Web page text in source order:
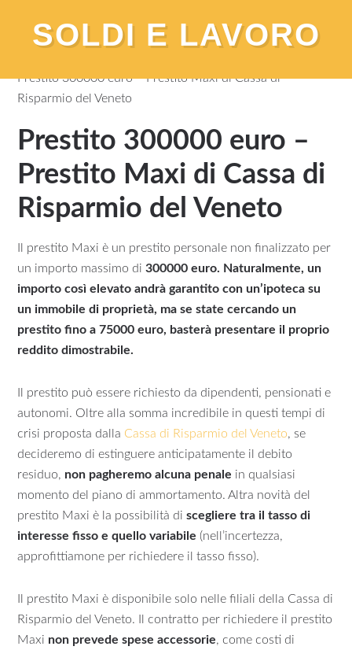
SOLDI E LAVORO
Prestito 300000 euro – Prestito Maxi di Cassa di
Risparmio del Veneto
Prestito 300000 euro –
Prestito Maxi di Cassa di
Risparmio del Veneto
Il prestito Maxi è un prestito personale non finalizzato per
un importo massimo di300000 euro. Naturalmente, un
importo così elevato andrà garantito con un’ipoteca su
un immobile di proprietà, ma se state cercando un
prestito fino a 75000 euro, basterà presentare il proprio
reddito dimostrabile.
Il prestito può essere richiesto da dipendenti, pensionati e
autonomi. Oltre alla somma incredibile in questi tempi di
crisi proposta dalla Cassa di Risparmio del Veneto, se
decideremo di estinguere anticipatamente il debito
residuo, non pagheremo alcuna penale in qualsiasi
momento del piano di ammortamento. Altra novità del
prestito Maxi è la possibilità discegliere tra il tasso di
interesse fisso e quello variabile (nell’incertezza,
approfittiamone per richiedere il tasso fisso).
Il prestito Maxi è disponibile solo nelle filiali della Cassa di
Risparmio del Veneto. Il contratto per richiedere il prestito
Maxi non prevede spese accessorie, come costi di